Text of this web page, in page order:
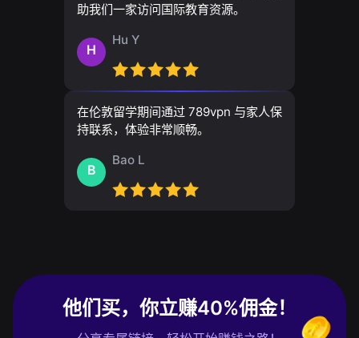
助我们一家访问国际教育资源。
H
Hu Y
在伦敦留学期间通过 789vpn 与家人保
持联系，体验非常顺畅。
B
Bao L
他们买，你立赚40%佣金！